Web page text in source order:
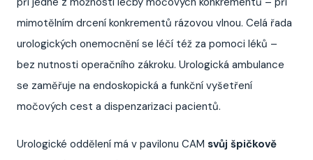
mimotělním drcení konkrementů rázovou vlnou. Celá řada
urologických onemocnění se léčí též za pomoci léků –
bez nutnosti operačního zákroku. Urologická ambulance
se zaměřuje na endoskopická a funkční vyšetření
močových cest a dispenzarizaci pacientů.
Urologické oddělení má v pavilonu CAM svůj špičkově